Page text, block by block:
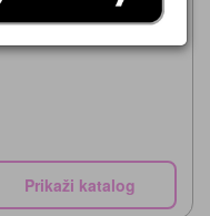
Prikaži katalog